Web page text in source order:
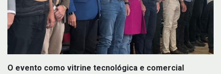
O evento como vitrine tecnológica e comercial